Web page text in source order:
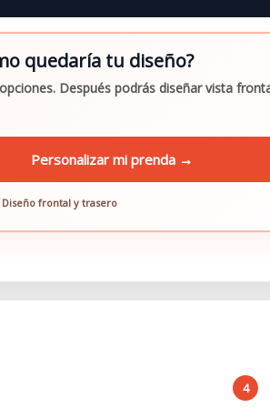
quedaría tu diseño?
Después podrás diseñar vista
Personalizar mi prenda →
frontal y trasero
4